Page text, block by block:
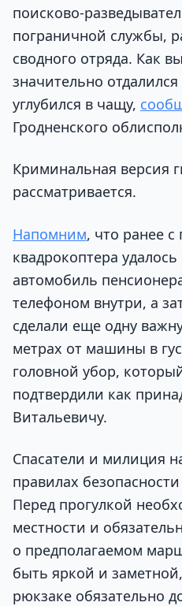
поисково-
пограничной службы,
сводного отряда. Как
значительно
углубился в чащу,
Гродненского
Криминальная версия
рассматривается.
Напомним, что ранее
квадрокоптера
автомобиль
телефоном внутри, а
сделали еще одну
метрах от машины в
головной убор,
подтвердили как
Витальевичу.
Спасатели и милиция
правилах
Перед прогулкой
местности и
о предполагаемом
быть яркой и
рюкзаке обязательно